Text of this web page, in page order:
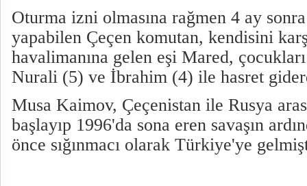
Oturma izni olmasına rağmen 4 ay
yapabilen Çeçen komutan, kendisini
havalimanına gelen eşi Mared,
Nurali (5) ve İbrahim (4) ile hasret
Musa Kaimov, Çeçenistan ile Rusya
başlayıp 1996'da sona eren savaşın
önce sığınmacı olarak Türkiye'ye